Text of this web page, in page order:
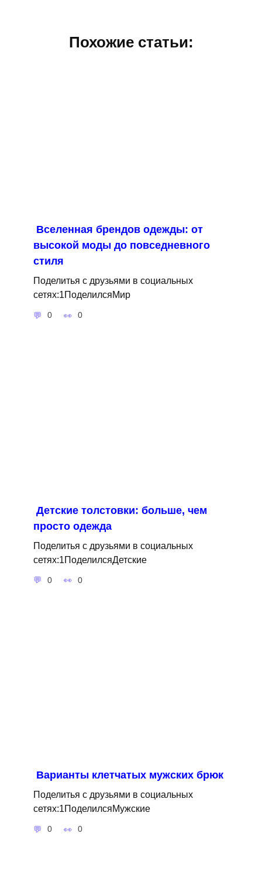
Похожие статьи:
Вселенная брендов одежды: от
высокой моды до повседневного
стиля
Поделитья с друзьями в социальных
сетях:1ПоделилсяМир
0 0
Детские толстовки: больше, чем
просто одежда
Поделитья с друзьями в социальных
сетях:1ПоделилсяДетские
0 0
Варианты клетчатых мужских брюк
Поделитья с друзьями в социальных
сетях:1ПоделилсяМужские
0 0